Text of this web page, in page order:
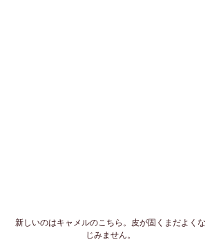
新しいのはキャメルのこちら。皮が固くまだよくな
じみません。